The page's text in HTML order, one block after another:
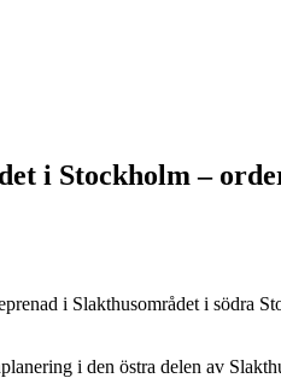
i Stockholm –
i Slakthusområdet i
i den östra delen av